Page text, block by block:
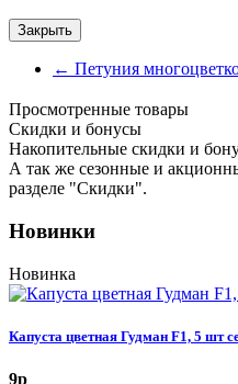
Закрыть
← Петуния
Просмотренные товары
Cкидки и бонусы
Накопительные скидки и
А так же сезонные и
разделе "Скидки".
Новинки
Новинка
Капуста цветная Гудман F1, 5 шт
9p